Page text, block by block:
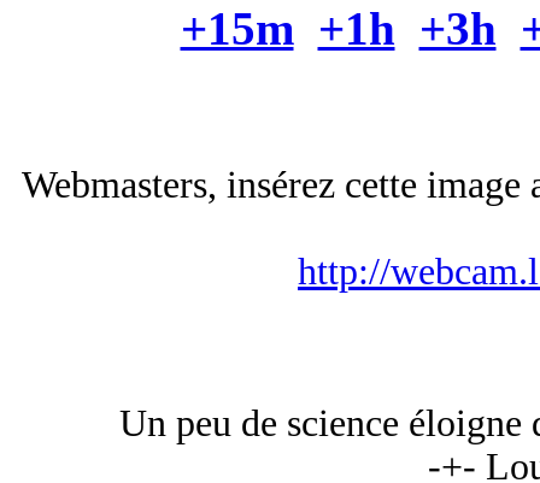
+15m +1h +3h
Webmasters, insérez cette
http://
Un peu de science éloigne
-+-